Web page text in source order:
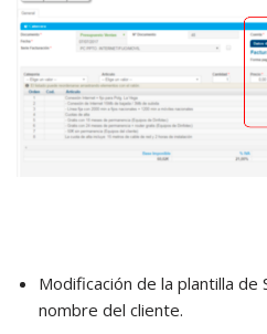
Modificación de la plantilla de
nombre del cliente.